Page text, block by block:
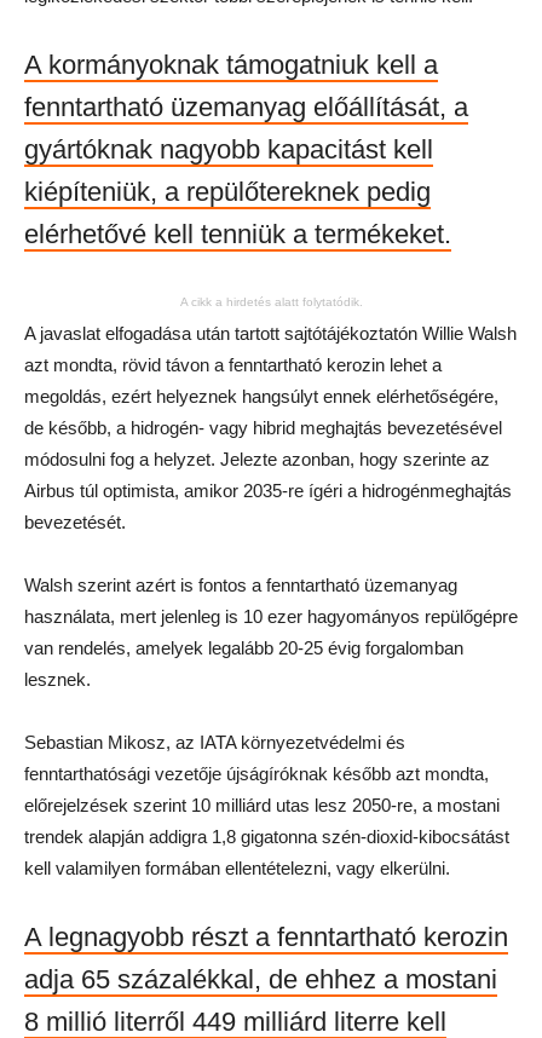
A kormányoknak támogatniuk kell a
fenntartható üzemanyag előállítását, a
gyártóknak nagyobb kapacitást kell
kiépíteniük, a repülőtereknek pedig
elérhetővé kell tenniük a termékeket.
A cikk a hirdetés alatt folytatódik.
A javaslat elfogadása után tartott sajtótájékoztatón Willie Walsh
azt mondta, rövid távon a fenntartható kerozin lehet a
megoldás, ezért helyeznek hangsúlyt ennek elérhetőségére,
de később, a hidrogén- vagy hibrid meghajtás bevezetésével
módosulni fog a helyzet. Jelezte azonban, hogy szerinte az
Airbus túl optimista, amikor 2035-re ígéri a hidrogénmeghajtás
bevezetését.
Walsh szerint azért is fontos a fenntartható üzemanyag
használata, mert jelenleg is 10 ezer hagyományos repülőgépre
van rendelés, amelyek legalább 20-25 évig forgalomban
lesznek.
Sebastian Mikosz, az IATA környezetvédelmi és
fenntarthatósági vezetője újságíróknak később azt mondta,
előrejelzések szerint 10 milliárd utas lesz 2050-re, a mostani
trendek alapján addigra 1,8 gigatonna szén-dioxid-kibocsátást
kell valamilyen formában ellentételezni, vagy elkerülni.
A legnagyobb részt a fenntartható kerozin
adja 65 százalékkal, de ehhez a mostani
8 millió literről 449 milliárd literre kell